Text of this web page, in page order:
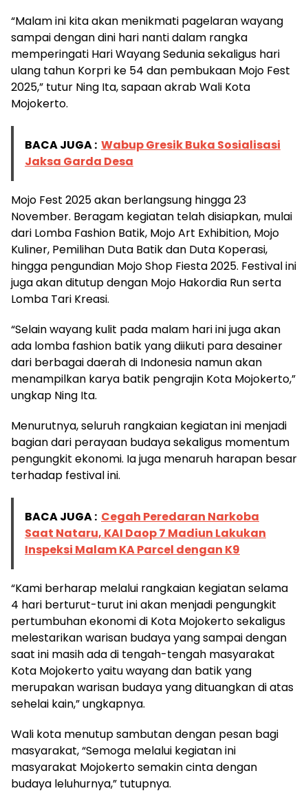
“Malam ini kita akan menikmati pagelaran wayang
sampai dengan dini hari nanti dalam rangka
memperingati Hari Wayang Sedunia sekaligus hari
ulang tahun Korpri ke 54 dan pembukaan Mojo Fest
2025,” tutur Ning Ita, sapaan akrab Wali Kota
Mojokerto.
BACA JUGA : Wabup Gresik Buka Sosialisasi
Jaksa Garda Desa
Mojo Fest 2025 akan berlangsung hingga 23
November. Beragam kegiatan telah disiapkan, mulai
dari Lomba Fashion Batik, Mojo Art Exhibition, Mojo
Kuliner, Pemilihan Duta Batik dan Duta Koperasi,
hingga pengundian Mojo Shop Fiesta 2025. Festival ini
juga akan ditutup dengan Mojo Hakordia Run serta
Lomba Tari Kreasi.
“Selain wayang kulit pada malam hari ini juga akan
ada lomba fashion batik yang diikuti para desainer
dari berbagai daerah di Indonesia namun akan
menampilkan karya batik pengrajin Kota Mojokerto,”
ungkap Ning Ita.
Menurutnya, seluruh rangkaian kegiatan ini menjadi
bagian dari perayaan budaya sekaligus momentum
pengungkit ekonomi. Ia juga menaruh harapan besar
terhadap festival ini.
BACA JUGA : Cegah Peredaran Narkoba
Saat Nataru, KAI Daop 7 Madiun Lakukan
Inspeksi Malam KA Parcel dengan K9
“Kami berharap melalui rangkaian kegiatan selama
4 hari berturut-turut ini akan menjadi pengungkit
pertumbuhan ekonomi di Kota Mojokerto sekaligus
melestarikan warisan budaya yang sampai dengan
saat ini masih ada di tengah-tengah masyarakat
Kota Mojokerto yaitu wayang dan batik yang
merupakan warisan budaya yang dituangkan di atas
sehelai kain,” ungkapnya.
Wali kota menutup sambutan dengan pesan bagi
masyarakat, “Semoga melalui kegiatan ini
masyarakat Mojokerto semakin cinta dengan
budaya leluhurnya,” tutupnya.